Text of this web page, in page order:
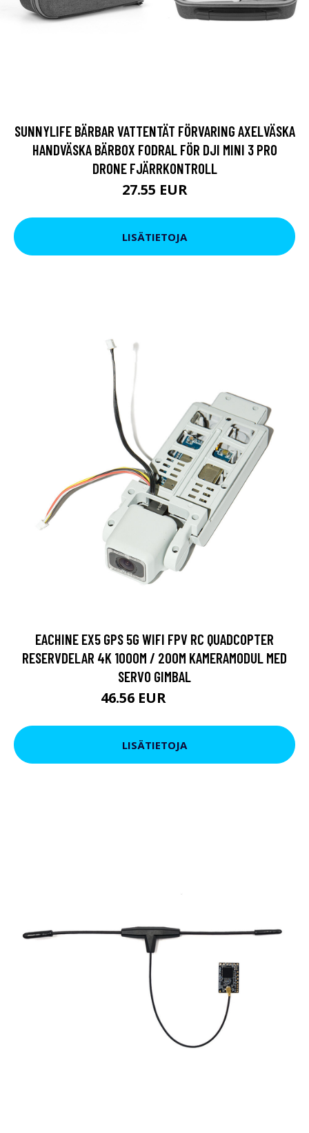
SUNNYLIFE BÄRBAR VATTENTÄT FÖRVARING AXELVÄSKA
HANDVÄSKA BÄRBOX FODRAL FÖR DJI MINI 3 PRO
DRONE FJÄRRKONTROLL
27.55 EUR
LISÄTIETOJA
EACHINE EX5 GPS 5G WIFI FPV RC QUADCOPTER
RESERVDELAR 4K 1000M / 200M KAMERAMODUL MED
SERVO GIMBAL
46.56 EUR
LISÄTIETOJA